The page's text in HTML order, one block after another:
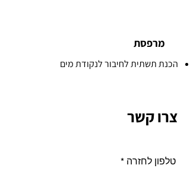
מרפסת
הכנת תשתית לחיבור לנקודת מים
צרו קשר
טלפון לחזרה